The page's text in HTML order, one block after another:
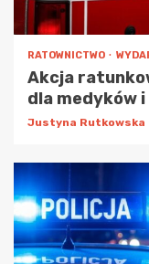
RATOWNICTWO
Akcja
dla medyków
Justyna Rutkowska